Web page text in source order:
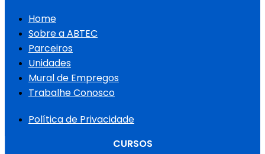
Home
Sobre a ABTEC
Parceiros
Unidades
Mural de Empregos
Trabalhe Conosco
Política de Privacidade
CURSOS